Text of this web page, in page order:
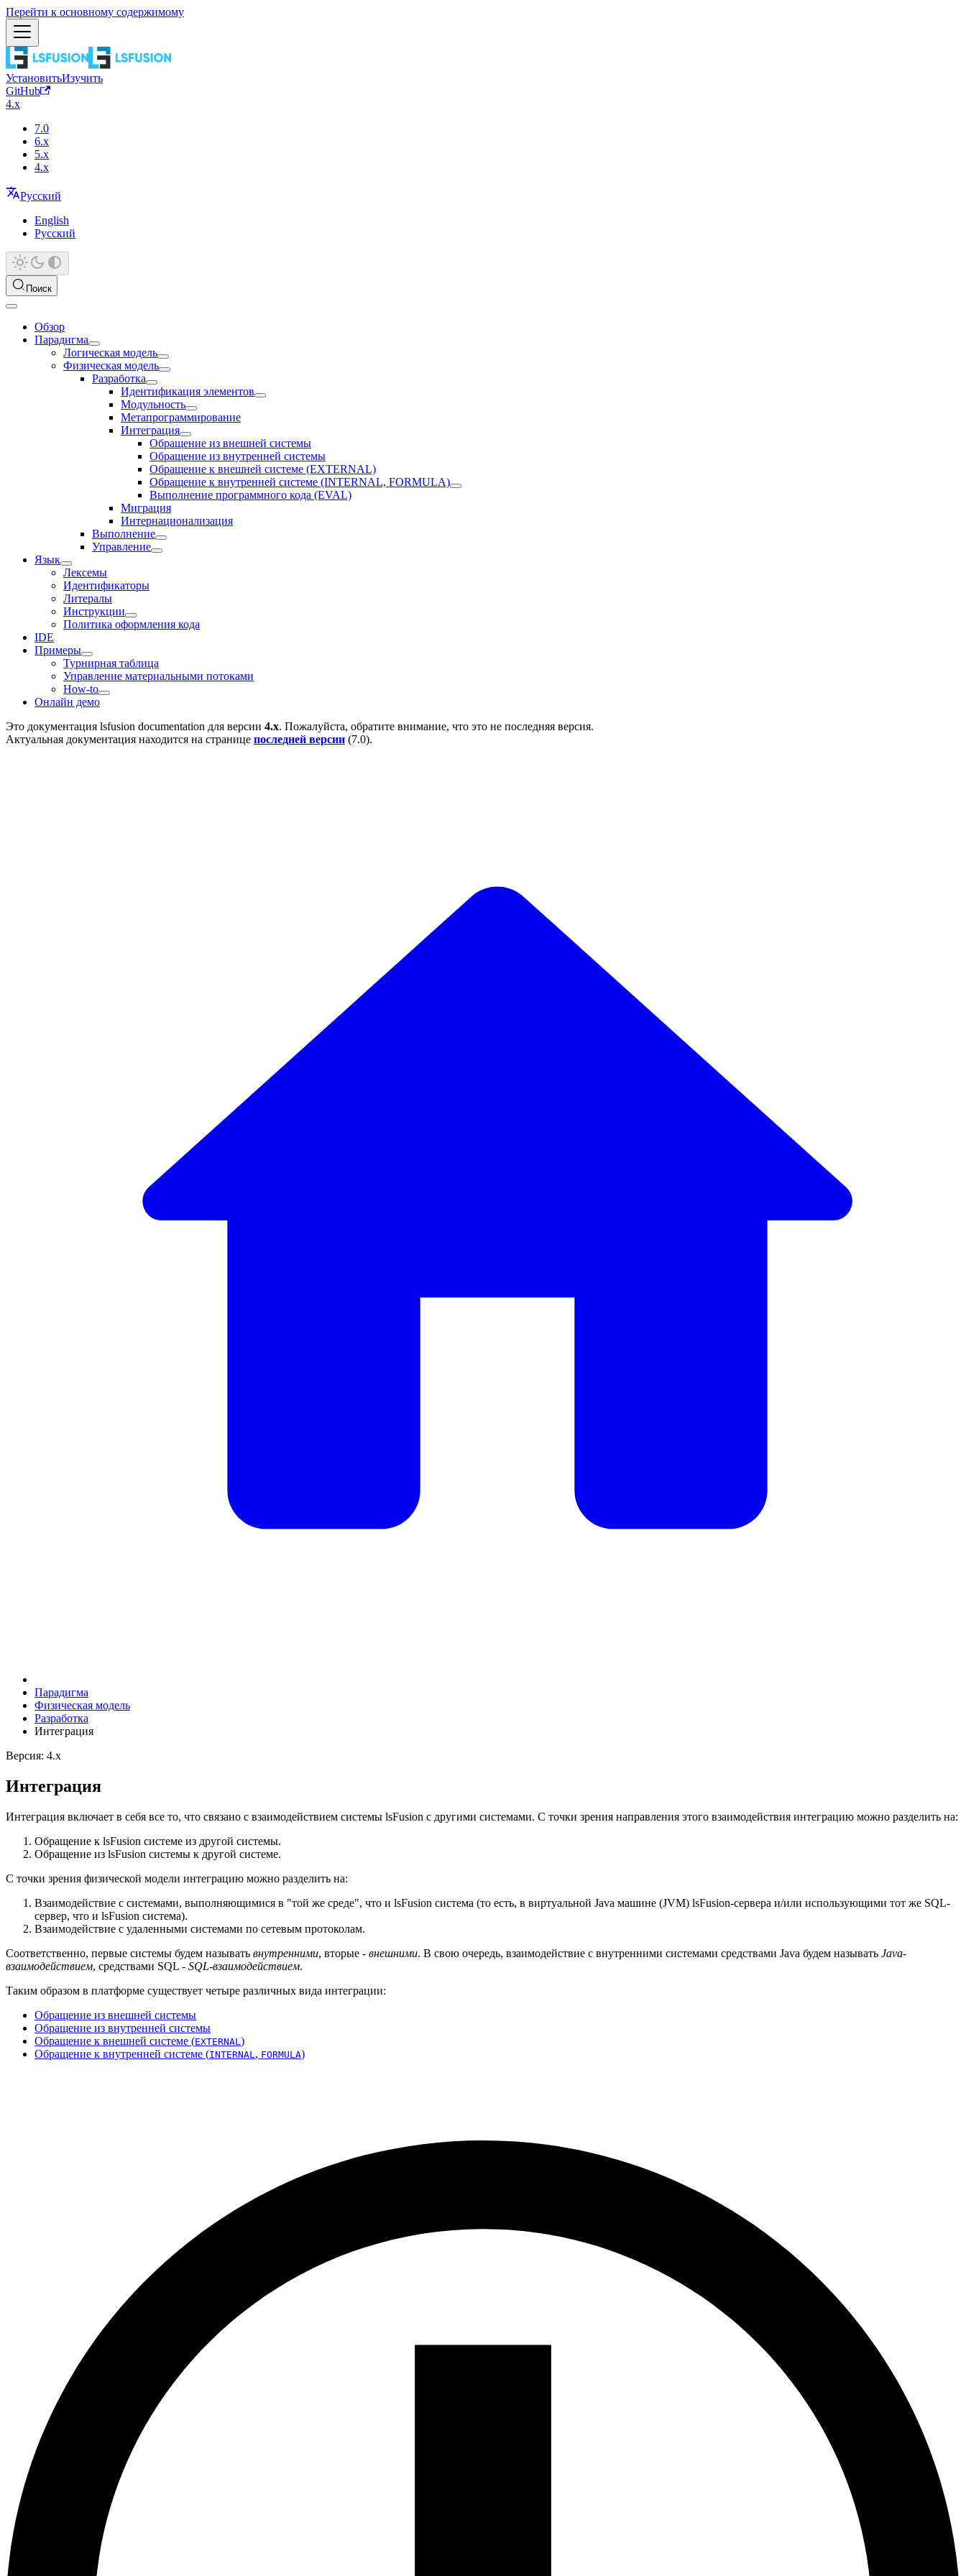
Перейти к основному содержимому
УстановитьИзучить
GitHub
4.x
7.0
6.x
5.x
4.x
Русский
English
Русский
Поиск
Обзор
Парадигма
Логическая модель
Физическая модель
Разработка
Идентификация элементов
Модульность
Метапрограммирование
Интеграция
Обращение из внешней системы
Обращение из внутренней системы
Обращение к внешней системе (EXTERNAL)
Обращение к внутренней системе (INTERNAL, FORMULA)
Выполнение программного кода (EVAL)
Миграция
Интернационализация
Выполнение
Управление
Язык
Лексемы
Идентификаторы
Литералы
Инструкции
Политика оформления кода
IDE
Примеры
Турнирная таблица
Управление материальными потоками
How-to
Онлайн демо
Это документация lsfusion documentation для версии 4.x. Пожалуйста, обратите внимание, что это не последняя версия.
Актуальная документация находится на странице последней версии (7.0).
Парадигма
Физическая модель
Разработка
Интеграция
Версия: 4.x
Интеграция
Интеграция включает в себя все то, что связано с взаимодействием системы lsFusion с другими системами. С точки зрения направления этого взаимодействия интеграцию можно разделить на:
Обращение к lsFusion системе из другой системы.
Обращение из lsFusion системы к другой системе.
С точки зрения физической модели интеграцию можно разделить на:
Взаимодействие с системами, выполняющимися в "той же среде", что и lsFusion система (то есть, в виртуальной Java машине (JVM) lsFusion-сервера и/или использующими тот же SQL-
сервер, что и lsFusion система).
Взаимодействие с удаленными системами по сетевым протоколам.
Соответственно, первые системы будем называть внутренними, вторые - внешними. В свою очередь, взаимодействие с внутренними системами средствами Java будем называть Java-
взаимодействием, средствами SQL - SQL-взаимодействием.
Таким образом в платформе существует четыре различных вида интеграции:
Обращение из внешней системы
Обращение из внутренней системы
Обращение к внешней системе (EXTERNAL )
Обращение к внутренней системе (INTERNAL , FORMULA)